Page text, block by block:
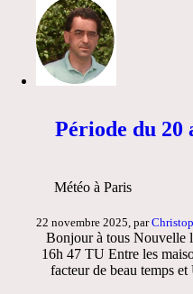
Période du 20
Météo à Paris
22 novembre 2025, par
Bonjour à tous Nouvelle
16h 47 TU Entre les
facteur de beau temps